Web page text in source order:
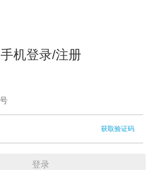
手机登录/注册
获取验证码
登录